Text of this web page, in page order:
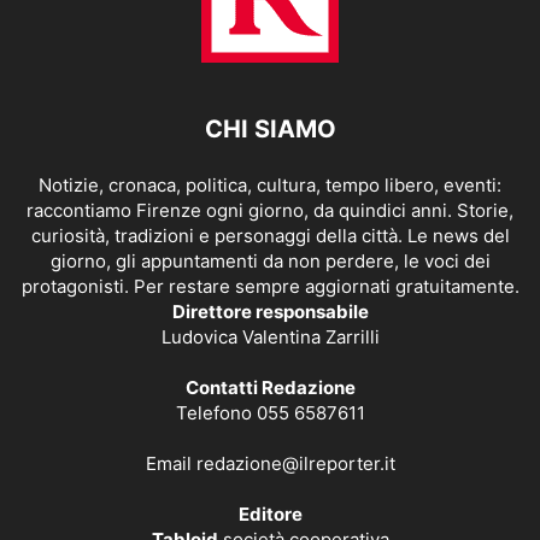
CHI SIAMO
Notizie, cronaca, politica, cultura, tempo libero, eventi:
raccontiamo Firenze ogni giorno, da quindici anni. Storie,
curiosità, tradizioni e personaggi della città. Le news del
giorno, gli appuntamenti da non perdere, le voci dei
protagonisti. Per restare sempre aggiornati gratuitamente.
Direttore responsabile
Ludovica Valentina Zarrilli
Contatti Redazione
Telefono 055 6587611
Email redazione@ilreporter.it
Editore